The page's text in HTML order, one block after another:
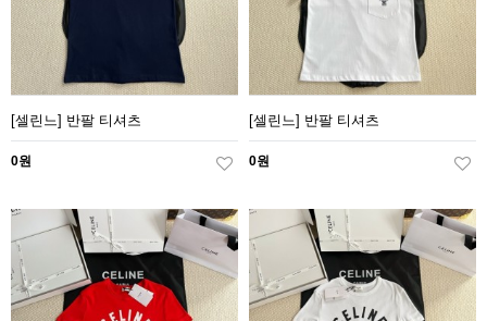
[셀린느] 반팔 티셔츠
0원
[셀린느] 반팔 티셔츠
0원